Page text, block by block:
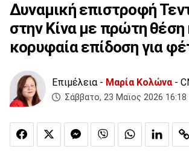
Δυναμική επιστροφή
στην Κίνα με πρώτη θέση
κορυφαία επίδοση για
Επιμέλεια - Μαρία Κολώνα-
Σάββατο, 23 Μαϊος 2026 16:18